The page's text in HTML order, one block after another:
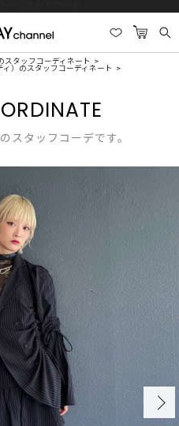
スタッフコーディネート
ィ）のスタッフコーディネート
タッフコーデです。